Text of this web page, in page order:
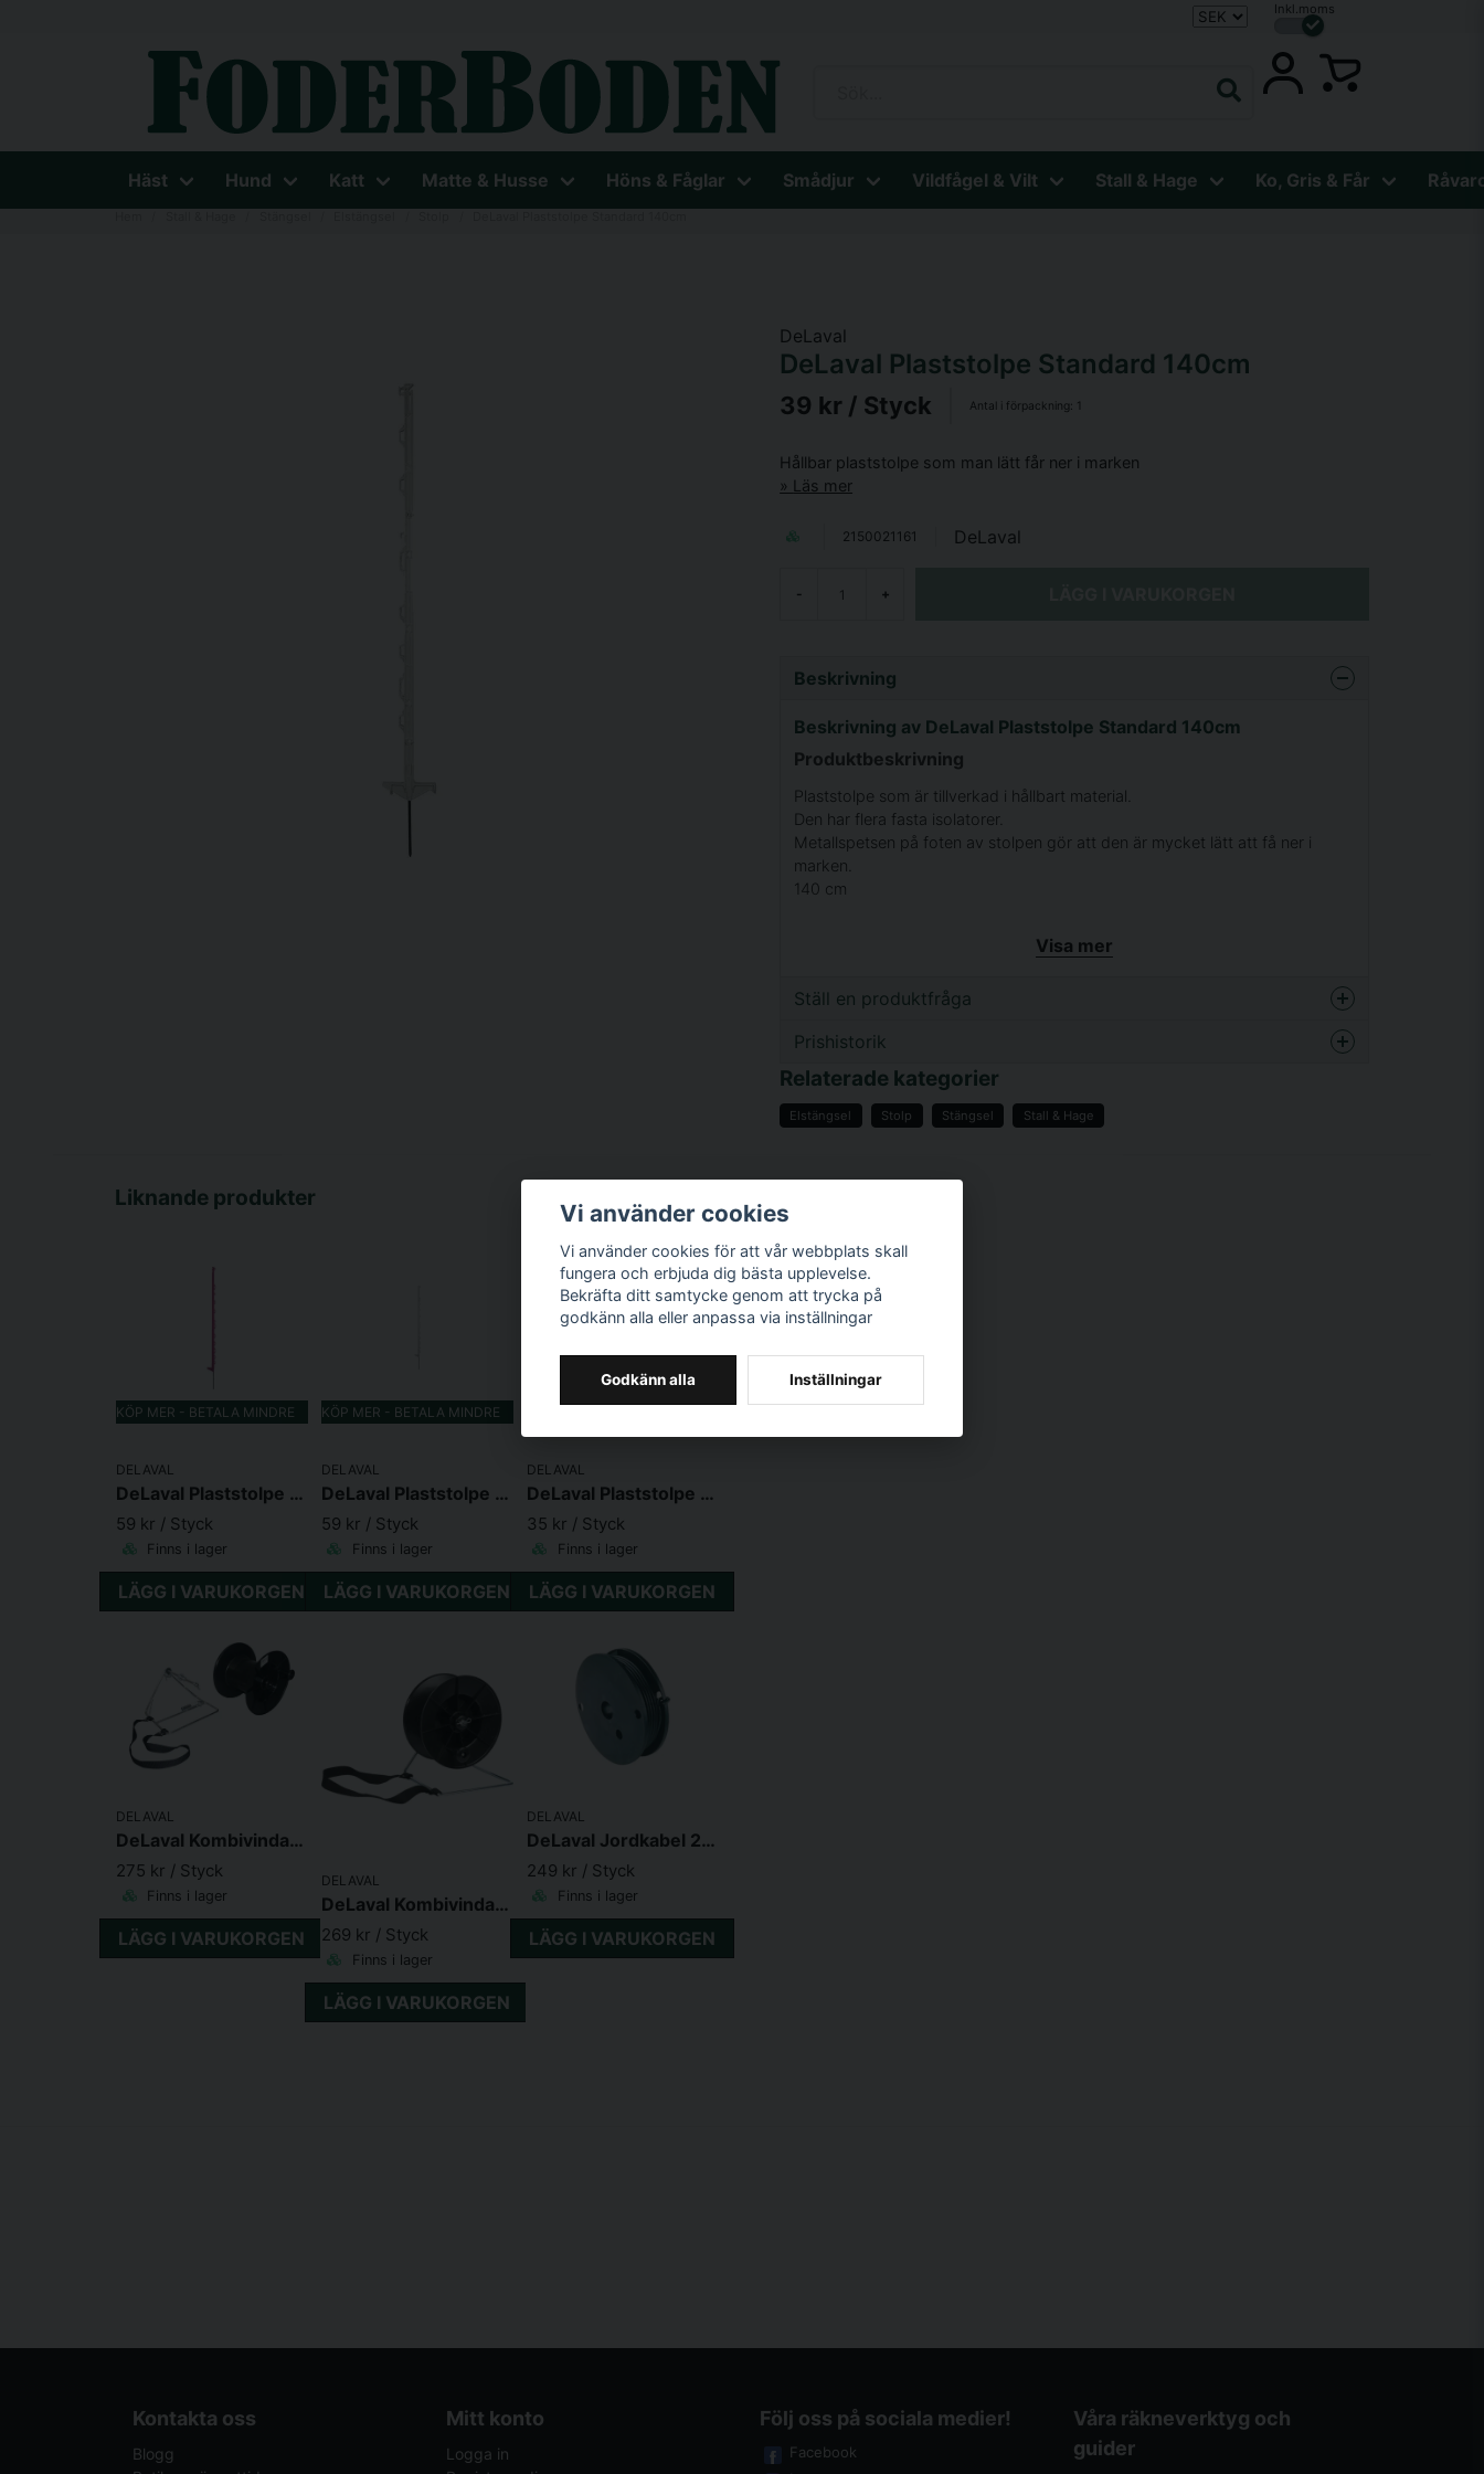
Inkl.moms
Häst Hund Katt Matte & Husse Höns & Fåglar Smådjur Vildfågel & Vilt Stall & Hage Ko, Gris & Får
DeLaval
DeLaval Plaststolpe Standard 140cm
39 kr / Styck Antal i förpackning: 1
Hållbar plaststolpe som man lätt får ner i marken
Läs mer
2150021161 DeLaval
- +
Beskrivning
Beskrivning av DeLaval Plaststolpe Standard 140cm
Produktbeskrivning
Plaststolpe som är tillverkad i hållbart material.
Den har flera fasta isolatorer.
Metallspetsen på foten av stolpen gör att den är mycket lätt att få ner i
marken.
140 cm
Visa mer
Ställ en produktfråga
question
Namn
Ja, ni får publicera min fråga
Prishistorik
Relaterade kategorier
Elstängsel Stolp Stängsel Stall & Hage
Liknande produkter
KÖP MER - BETALA MINDRE
DELAVAL
DeLaval Plaststolpe Premium 145 Rosa
59 kr / Styck
Finns i lager
LÄGG I VARUKORGEN
KÖP MER - BETALA MINDRE
DELAVAL
DeLaval Plaststolpe Premium 145 Vit
59 kr / Styck
Finns i lager
LÄGG I VARUKORGEN
DELAVAL
DeLaval Plaststolpe Premium 78cm Grön
35 kr / Styck
Finns i lager
LÄGG I VARUKORGEN
DELAVAL
DeLaval Kombivinda Hållare Stor
275 kr / Styck
Finns i lager
LÄGG I VARUKORGEN
DELAVAL
DeLaval Kombivinda Hållare
269 kr / Styck
Finns i lager
LÄGG I VARUKORGEN
DELAVAL
DeLaval Jordkabel 25 m 1,6mm
249 kr / Styck
Finns i lager
LÄGG I VARUKORGEN
Kontakta oss
Blogg
Mitt konto
Logga in
Följ oss på sociala medier!
Facebook
Våra räkneverktyg och
guider
Vi använder cookies
Vi använder cookies för att vår webbplats skall
fungera och erbjuda dig bästa upplevelse.
Bekräfta ditt samtycke genom att trycka på
godkänn alla eller anpassa via inställningar
Godkänn alla Inställningar